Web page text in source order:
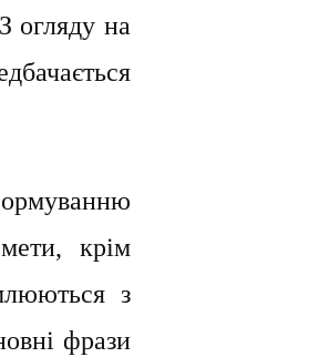
огляду на
крім
з
фрази